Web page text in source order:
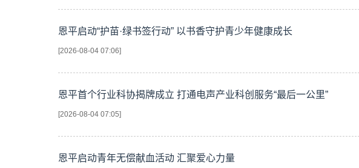
恩平启动“护苗·绿书签行动” 以书香守护青少年健康成长
[2026-08-04 07:06]
恩平首个行业科协揭牌成立 打通电声产业科创服务“最后一公里”
[2026-08-04 07:05]
恩平启动青年无偿献血活动 汇聚爱心力量